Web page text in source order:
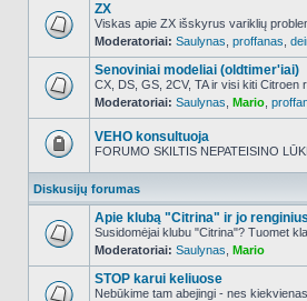
NO_UNREAD_POSTS
ZX
Viskas apie ZX išskyrus variklių
Moderatoriai: Saulynas proffanas
NO_UNREAD_POSTS
Senoviniai modeliai (oldtimer'iai)
CX, DS, GS, 2CV, TA ir visi kiti Citroen
Moderatoriai: Saulynas Mario
užrakintas
VEHO konsultuoja
FORUMO SKILTIS NEPATEISINO
Diskusijų forumas
NO_UNREAD_POSTS
Apie klubą "Citrina" ir jo renginius
Susidomėjai klubu "Citrina"? Tuomet
Moderatoriai: Saulynas Mario
STOP karui keliuose
Nebūkime tam abejingi - nes